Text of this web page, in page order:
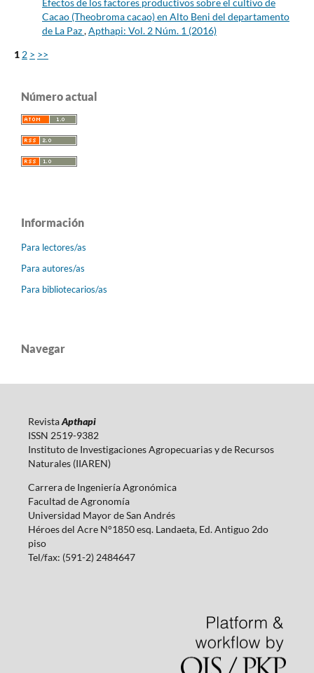
Cacao (Theobroma cacao) en Alto Beni del departamento
de La Paz,Apthapi: Vol. 2 Núm. 1 (2016)
1 2 > >>
Número actual
Información
Para lectores/as
Para autores/as
Para bibliotecarios/as
Navegar
RevistaApthapi
ISSN 2519-9382
Instituto de Investigaciones Agropecuarias y de Recursos
Naturales (IIAREN)
Carrera de Ingeniería Agronómica
Facultad de Agronomía
Universidad Mayor de San Andrés
Héroes del Acre N°1850 esq. Landaeta, Ed. Antiguo 2do
piso
Tel/fax: (591-2) 2484647